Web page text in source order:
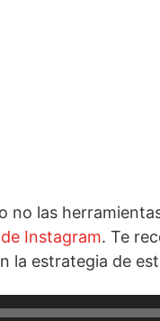
no las
Instagram. Te
la estrategia de